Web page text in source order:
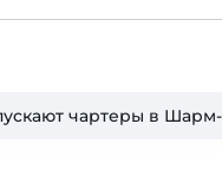
чартеры в